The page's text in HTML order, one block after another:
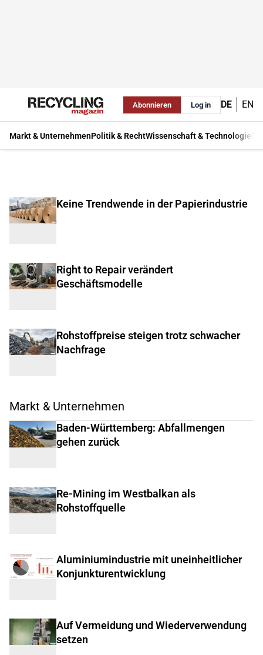
Abonnieren Log in DE EN
Markt & UnternehmenPolitik & RechtWissenschaft & Technologie
Keine Trendwende in der Papierindustrie
Right to Repair verändert
Geschäftsmodelle
Rohstoffpreise steigen trotz schwacher
Nachfrage
Markt & Unternehmen
Baden-Württemberg: Abfallmengen
gehen zurück
Re-Mining im Westbalkan als
Rohstoffquelle
Aluminiumindustrie mit uneinheitlicher
Konjunkturentwicklung
Auf Vermeidung und Wiederverwendung
setzen